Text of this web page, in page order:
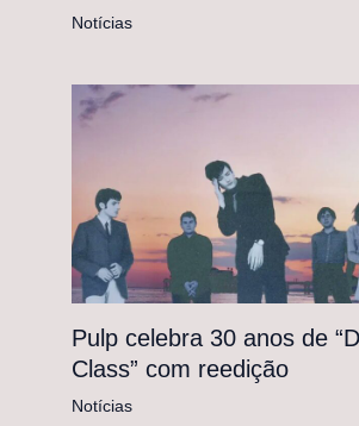
Notícias
Pulp celebra 30 anos de
Class” com reedição
Notícias